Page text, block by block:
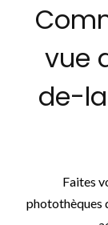
vue
de-
Faites
photothèques